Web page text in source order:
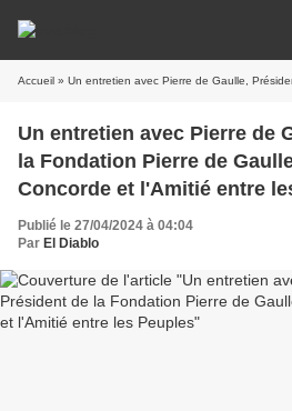
Accueil » Un entretien avec Pierre de Gaulle, Président de la Fondation Pierre de
Un entretien avec Pierre de
la Fondation Pierre de Gaulle pour la Paix,
Concorde et l'Amitié
Publié le 27/04/2024 à 04:04
Par El Diablo